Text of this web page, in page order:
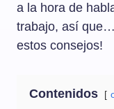
a la hora de
trabajo, así que…
estos consejos!
Contenidos